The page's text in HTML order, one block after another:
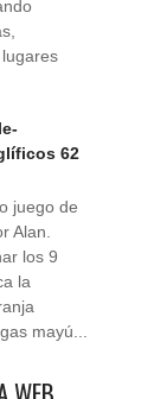
62
juego de
Alan.
los 9
la
mayú...